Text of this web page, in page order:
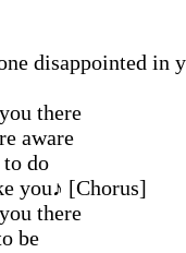
disappointed in
there
aware
do
you♪ [Chorus]
there
be